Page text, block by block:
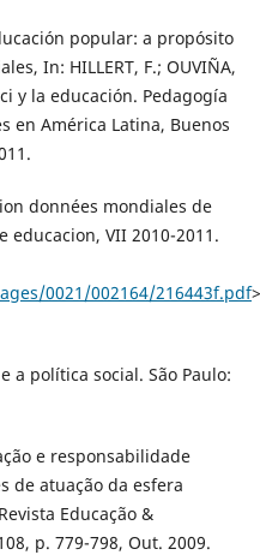
popular: a propósito
In: HILLERT, F.; OUVIÑA,
y la educación. Pedagogía
en América Latina, Buenos
données mondiales de
VII 2010-2011.
0021/002164/216443f.pdf
a política social. São Paulo:
e responsabilidade
de atuação da esfera
Educação &
p. 779-798, Out. 2009.